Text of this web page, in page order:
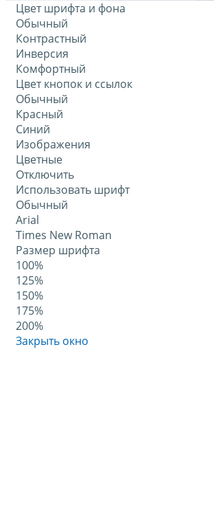
Цвет шрифта и фона
Обычный
Контрастный
Инверсия
Комфортный
Цвет кнопок и ссылок
Обычный
Красный
Синий
Изображения
Цветные
Отключить
Использовать шрифт
Обычный
Arial
Times New Roman
Размер шрифта
100%
125%
150%
175%
200%
Закрыть окно